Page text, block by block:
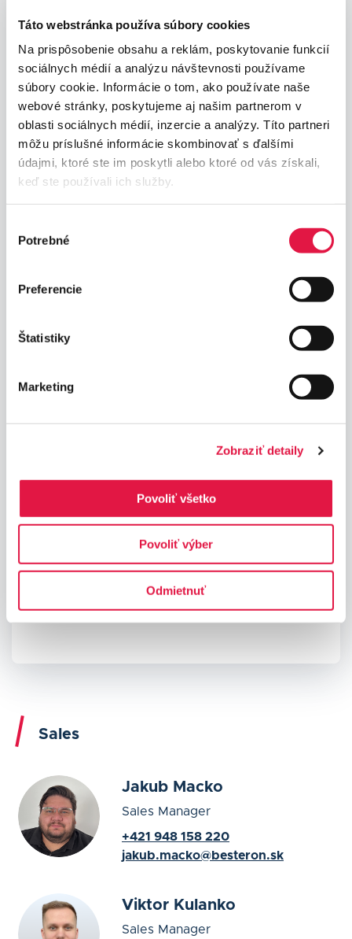
Táto webstránka používa súbory cookies
Na prispôsobenie obsahu a reklám, poskytovanie funkcií
sociálnych médií a analýzu návštevnosti používame
súbory cookie. Informácie o tom, ako používate naše
webové stránky, poskytujeme aj našim partnerom v
oblasti sociálnych médií, inzercie a analýzy. Títo partneri
môžu príslušné informácie skombinovať s ďalšími
údajmi, ktoré ste im poskytli alebo ktoré od vás získali,
keď ste používali ich služby.
súhlasu
Potrebné
Preferencie
Štatistiky
Marketing
Zobraziť detaily
Povoliť všetko
Povoliť výber
Odmietnuť
ODOSLAŤ ŽIADOSŤ
Sales
Jakub Macko
Sales Manager
+421 948 158 220
jakub.macko@besteron.sk
Viktor Kulanko
Sales Manager